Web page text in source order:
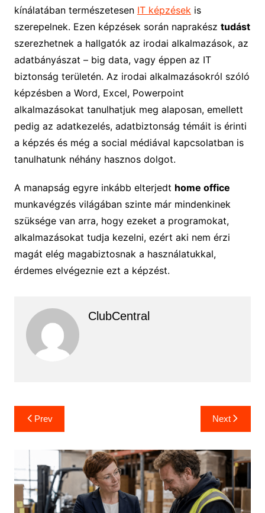
kínálatában természetesen IT képzésekis
szerepelnek. Ezen képzések során naprakész tudást
szerezhetnek a hallgatók az irodai alkalmazások, az
adatbányászat – big data, vagy éppen az IT
biztonság területén. Az irodai alkalmazásokról szóló
képzésben a Word, Excel, Powerpoint
alkalmazásokat tanulhatjuk meg alaposan, emellett
pedig az adatkezelés, adatbiztonság témáit is érinti
a képzés és még a social médiával kapcsolatban is
tanulhatunk néhány hasznos dolgot.
A manapság egyre inkább elterjedt home office
munkavégzés világában szinte már mindenkinek
szüksége van arra, hogy ezeket a programokat,
alkalmazásokat tudja kezelni, ezért aki nem érzi
magát elég magabiztosnak a használatukkal,
érdemes elvégeznie ezt a képzést.
ClubCentral
Bejegyzés
navigáció
Prev Next